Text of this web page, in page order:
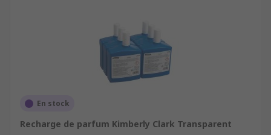
En stock
Recharge de parfum Kimberly Clark Transparent